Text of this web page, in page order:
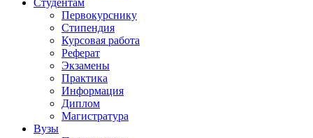
Студентам
Первокурснику
Стипендия
Курсовая работа
Реферат
Экзамены
Практика
Информация
Диплом
Магистратура
Вузы